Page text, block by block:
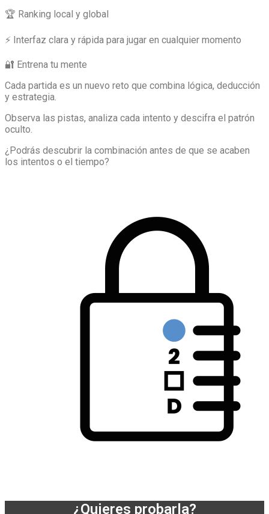
🏆 Ranking local y global
⚡ Interfaz clara y rápida para jugar en cualquier momento
🔐 Entrena tu mente
Cada partida es un nuevo reto que combina lógica, deducción
y estrategia.
Observa las pistas, analiza cada intento y descifra el patrón
oculto.
¿Podrás descubrir la combinación antes de que se acaben
los intentos o el tiempo?
¿Quieres probarla?